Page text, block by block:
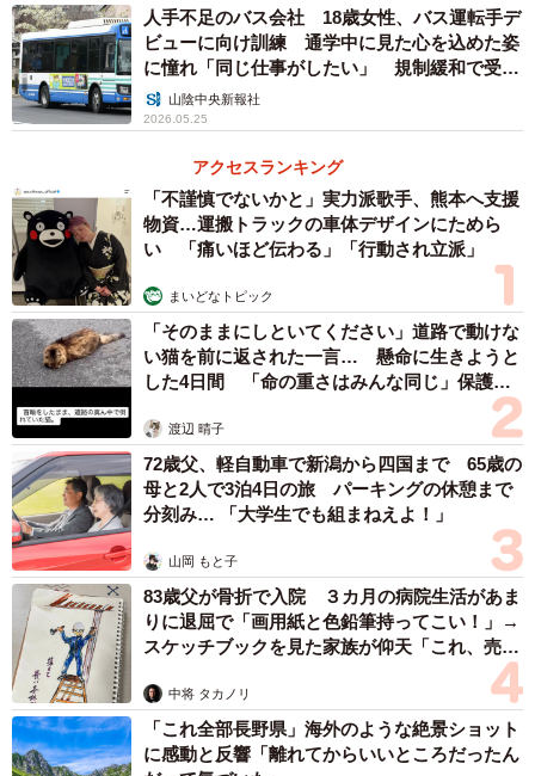
「いわゆる大しめ縄」はどこにある？
では、多くの人がイメージする大しめ縄はどこにあるので
しょうか。
それは拝殿を正面に見たとき、左側の通路を進んだ先にあ
る「神楽殿（かぐらでん）」にあります。神楽殿は大人数
での神事や結婚式などが行われる施設で、出雲大社を紹介
する写真や映像でよく登場するのは、こちらの建物です。
人手不足のバス会社 18歳女性、バス運転手デ
ビューに向け訓練 通学中に見た心を込めた姿
に憧れ「同じ仕事がしたい」 規制緩和で受験
が可能に
山陰中央新報社
2026.05.25
アクセスランキング
「不謹慎でないかと」実力派歌手、熊本へ支援
物資…運搬トラックの車体デザインにためら
い 「痛いほど伝わる」「行動され立派」
まいどなトピック
「そのままにしといてください」道路で動けな
い猫を前に返された一言… 懸命に生きようと
した4日間 「命の重さはみんな同じ」保護団
渡辺 晴子
72歳父、軽自動車で新潟から四国まで 65歳の
母と2人で3泊4日の旅 パーキングの休憩まで
分刻み… 「大学生でも組まねえよ！」
山岡 もと子
83歳父が骨折で入院 ３カ月の病院生活があま
りに退屈で「画用紙と色鉛筆持ってこい！」→
スケッチブックを見た家族が仰天「これ、売れ
中将 タカノリ
「これ全部長野県」海外のような絶景ショット
に感動と反響「離れてからいいところだったん